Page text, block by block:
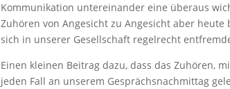
Kommunikation untereinander eine überaus
Zuhören von Angesicht zu Angesicht aber
sich in unserer Gesellschaft regelrecht
Einen kleinen Beitrag dazu, dass das Zuhören,
jeden Fall an unserem Gesprächsnachmittag